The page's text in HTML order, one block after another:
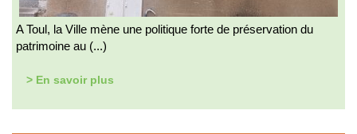
A Toul, la Ville mène une politique forte de préservation du
patrimoine au (...)
> En savoir plus